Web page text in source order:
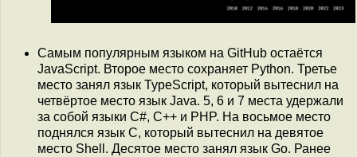
Самым популярным языком на GitHub остаётся
JavaScript. Второе место сохраняет Python. Третье
место занял язык TypeScript, который вытеснил на
четвёртое место язык Java. 5, 6 и 7 места удержали
за собой языки С#, C++ и PHP. На восьмое место
поднялся язык С, который вытеснил на девятое
место Shell. Десятое место занял язык Go. Ранее